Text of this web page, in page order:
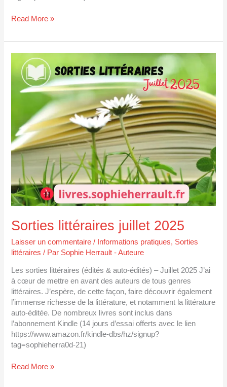
Read More »
Sorties littéraires juillet 2025
Laisser un commentaire / Informations pratiques, Sorties
littéraires / Par Sophie Herrault - Auteure
Les sorties littéraires (édités & auto-édités) – Juillet 2025 J’ai
à cœur de mettre en avant des auteurs de tous genres
littéraires. J’espère, de cette façon, faire découvrir également
l’immense richesse de la littérature, et notamment la littérature
auto-éditée. De nombreux livres sont inclus dans
l’abonnement Kindle (14 jours d’essai offerts avec le lien
https://www.amazon.fr/kindle-dbs/hz/signup?
tag=sophieherra0d-21)
Sorties
littéraires
juillet
2025
Read More »